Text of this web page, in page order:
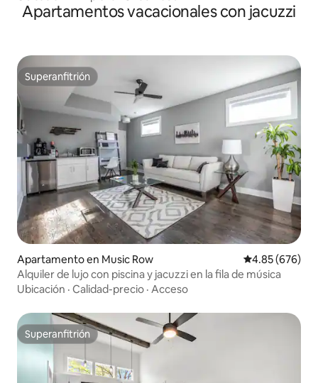
Apartamentos vacacionales con jacuzzi
Superanfitrión
Superanfitrión
Apartamento en Music Row Calificación
4.85 (676)
Alquiler de lujo con piscina y jacuzzi en la fila de música
Ubicación · Calidad-precio · Acceso
Superanfitrión
Superanfitrión